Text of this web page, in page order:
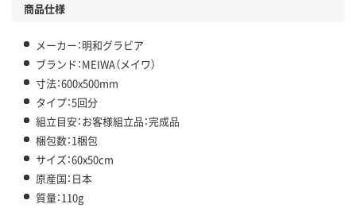
商品仕様
メーカー：明和グラビア
ブランド：MEIWA（メイワ）
寸法：600x500mm
タイプ：5回分
組立目安：お客様組立品：完成品
梱包数：1梱包
サイズ：60x50cm
原産国：日本
質量：110g